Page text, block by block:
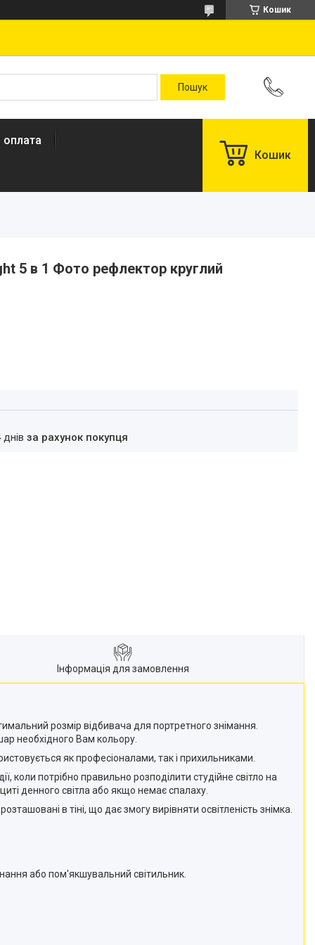
Кошик
оплата
Кошик
5 в 1 Фото рефлектор круглий
за рахунок покупця
Інформація для замовлення
розмір відбивача для портретного знімання.
необхідного Вам кольору.
як професіоналами, так і прихильниками.
коли потрібно правильно розподілити студійне світло на
денного світла або якщо немає спалаху.
в тіні, що дає змогу вирівняти освітленість знімка.
або пом'якшувальний світильник.